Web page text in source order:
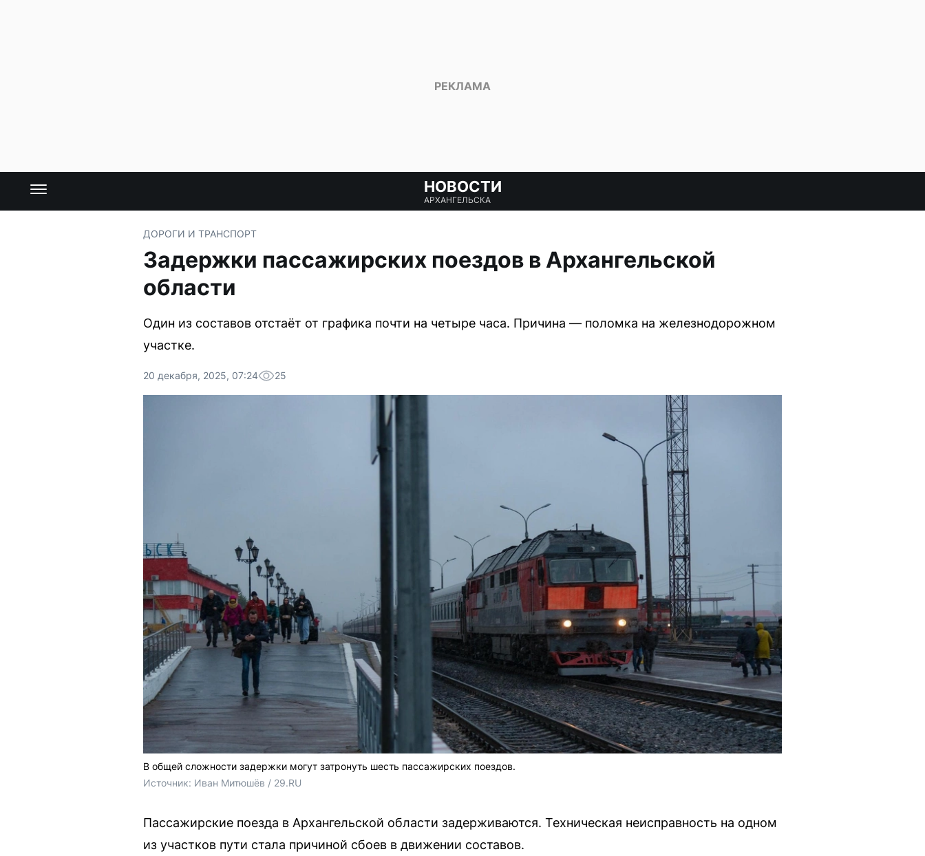
НОВОСТИ
АРХАНГЕЛЬСКА
ДОРОГИ И ТРАНСПОРТ
Задержки пассажирских поездов в Архангельской
области
Один из составов отстаёт от графика почти на четыре часа. Причина — поломка на железнодорожном
участке.
20 декабря, 2025, 07:24 25
В общей сложности задержки могут затронуть шесть пассажирских поездов.
Источник: Иван Митюшёв / 29.RU
Пассажирские поезда в Архангельской области задерживаются. Техническая неисправность на одном
из участков пути стала причиной сбоев в движении составов.